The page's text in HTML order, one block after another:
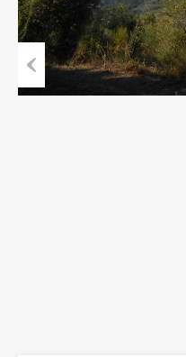
Previous